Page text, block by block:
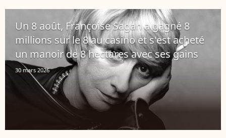
Un 8 août, Françoise Sagan a gagné 8
millions sur le 8 au casino et s'est acheté
un manoir de 8 hectares avec ses gains
30 mars 2026